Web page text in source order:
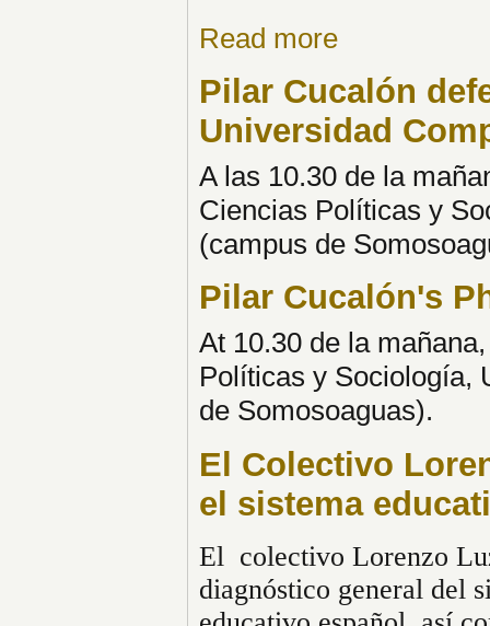
Read more
Pilar Cucalón
Universidad
A las 10.30 de la
Ciencias Políticas y
(campus de
Pilar Cucalón's
At 10.30 de la
Políticas y Sociología,
de Somosoaguas).
El Colectivo
el sistema
El  colectivo Lorenzo
diagnóstico general del